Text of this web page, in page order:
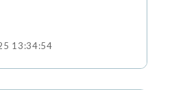
13:34:54